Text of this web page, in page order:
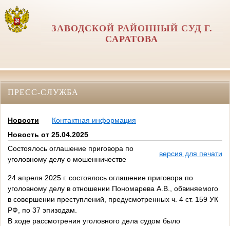
ЗАВОДСКОЙ РАЙОННЫЙ СУД Г.
САРАТОВА
ПРЕСС-СЛУЖБА
Новости
Контактная информация
Новость от 25.04.2025
Состоялось оглашение приговора по
уголовному делу о мошенничестве
версия для печати
24 апреля 2025 г. состоялось оглашение приговора по
уголовному делу в отношении Пономарева А.В., обвиняемого
в совершении преступлений, предусмотренных ч. 4 ст. 159 УК
РФ, по 37 эпизодам.
В ходе рассмотрения уголовного дела судом было